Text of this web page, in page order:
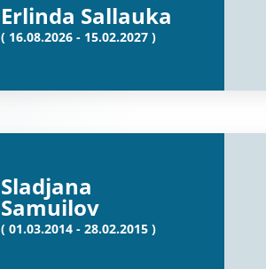
Erlinda Sallauka
( 16.08.2026 - 15.02.2027 )
Sladjana
Samuilov
( 01.03.2014 - 28.02.2015 )